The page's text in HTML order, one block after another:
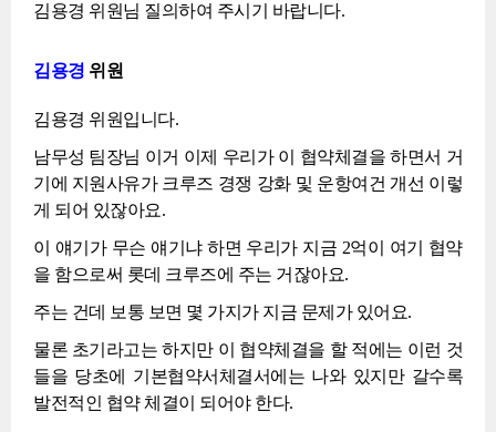
김용경 위원님 질의하여 주시기 바랍니다.
김용경 위원
김용경 위원입니다.
남무성 팀장님 이거 이제 우리가 이 협약체결을 하면서 거
기에 지원사유가 크루즈 경쟁 강화 및 운항여건 개선 이렇
게 되어 있잖아요.
이 얘기가 무슨 얘기냐 하면 우리가 지금 2억이 여기 협약
을 함으로써 롯데 크루즈에 주는 거잖아요.
주는 건데 보통 보면 몇 가지가 지금 문제가 있어요.
물론 초기라고는 하지만 이 협약체결을 할 적에는 이런 것
들을 당초에 기본협약서체결서에는 나와 있지만 갈수록
발전적인 협약 체결이 되어야 한다.